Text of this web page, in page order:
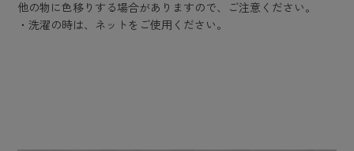
他の物に色移りする場合がありますので、ご注意ください。
・洗濯の時は、ネットをご使用ください。